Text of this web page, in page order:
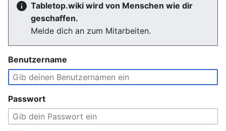
Tabletop.wiki wird von Menschen wie dir
geschaffen.
Melde dich an zum Mitarbeiten.
Benutzername
Passwort